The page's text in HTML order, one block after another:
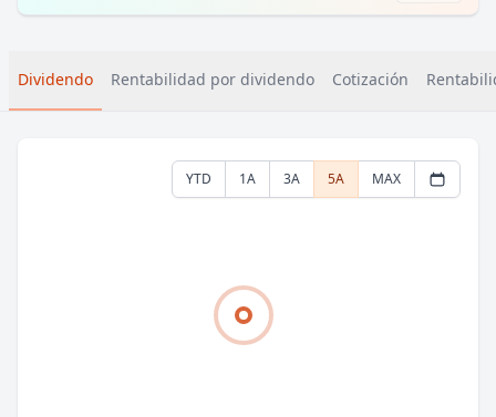
Dividendo Rentabilidad por dividendo Cotización
YTD 1A 3A 5A MAX